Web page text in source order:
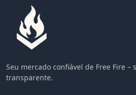
Seu mercado confiável de Free Fire –
transparente.